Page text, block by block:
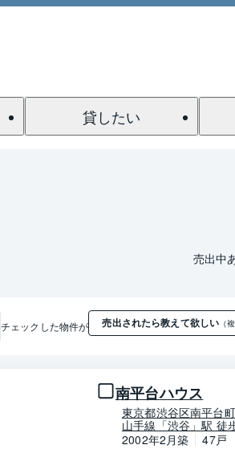
貸したい
売出中
チェックした物件が 売出されたら教えて欲しい （
南平台ハウス
東京都渋谷区南平台町
山手線「渋谷」駅 徒
2002年2月築
47戸